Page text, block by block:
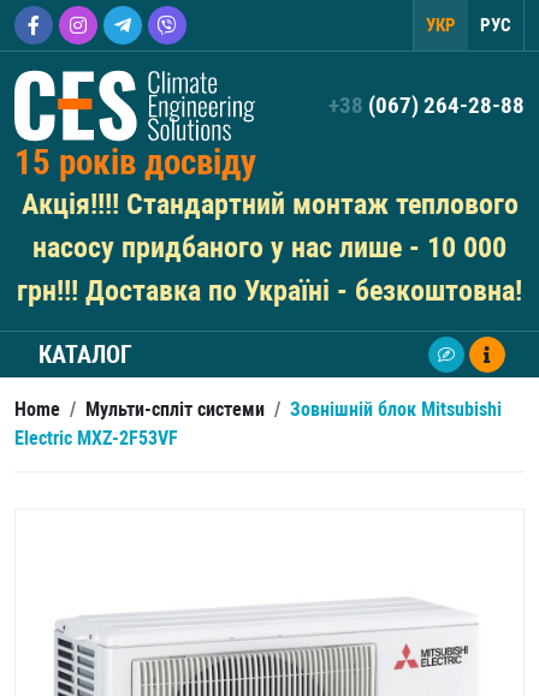
УКР РУС
+38 (067) 264-28-88
15 років досвіду
Акція!!!! Стандартний монтаж теплового
насосу придбаного у нас лише - 10 000
грн!!! Доставка по Україні - безкоштовна!
КАТАЛОГ
Home / Мульти-спліт системи / Зовнішній блок Mitsubishi
Electric MXZ-2F53VF